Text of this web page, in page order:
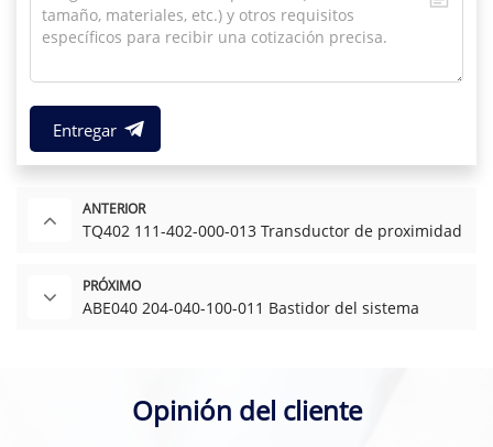
Entregar
ANTERIOR
TQ402 111-402-000-013 Transductor de proximidad
PRÓXIMO
ABE040 204-040-100-011 Bastidor del sistema
Opinión del cliente